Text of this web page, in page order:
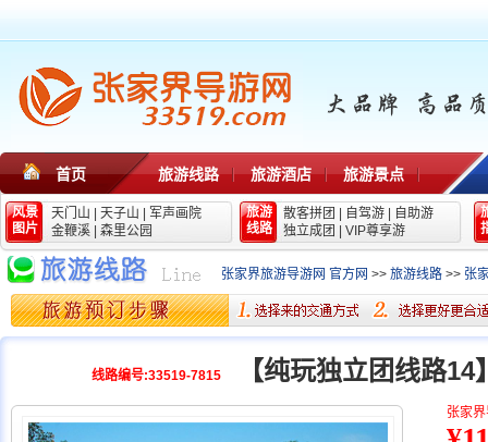
首页 旅游线路 旅游酒店 旅游景点
风景
图片
天门山 天子山
军声画院
金鞭溪
森里公园
旅游
线路
散客拼团 自驾游
自助游
独立成团
VIP尊享游
张家界旅游导游网 官方网 >> 旅游线路 >> 张
线路编号:33519-7815 【纯玩独立团线路
张家